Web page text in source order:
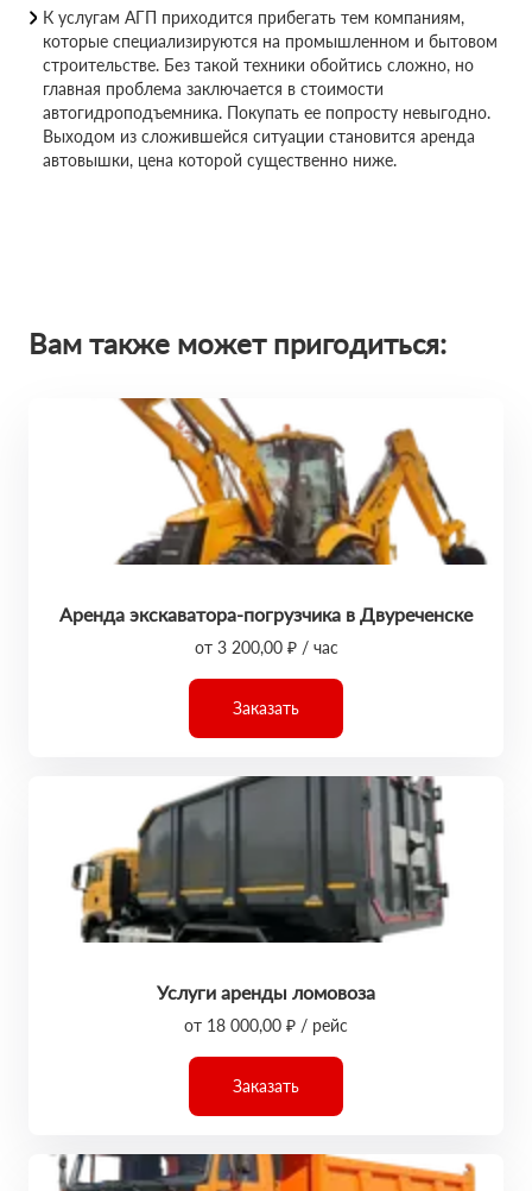
К услугам АГП приходится прибегать тем компаниям,
которые специализируются на промышленном и бытовом
строительстве. Без такой техники обойтись сложно, но
главная проблема заключается в стоимости
автогидроподъемника. Покупать ее попросту невыгодно.
Выходом из сложившейся ситуации становится аренда
автовышки, цена которой существенно ниже.
Вам также может пригодиться:
Аренда экскаватора-погрузчика в Двуреченске
от 3 200,00 ₽ / час
Заказать
Услуги аренды ломовоза
от 18 000,00 ₽ / рейс
Заказать